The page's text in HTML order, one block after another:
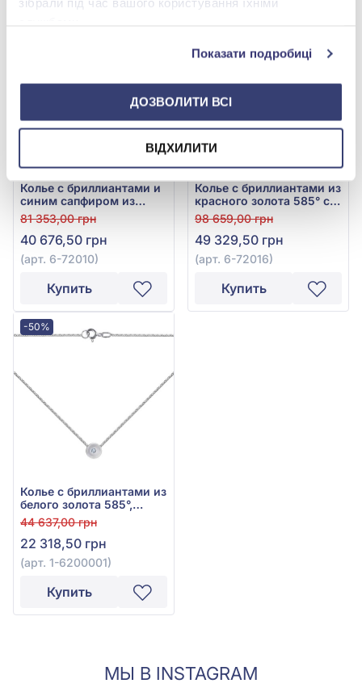
Показати подробиці
ДОЗВОЛИТИ ВСІ
ВІДХИЛИТИ
Колье с бриллиантами и
синим сапфиром из
белого золота 585°,
Бриллиант 0,13ct, Синий
Сапфир 0,04ct, арт. 6-
72010
81 353,00 грн
40 676,50 грн
(арт. 6-72010)
Купить
Колье с бриллиантами из
красного золота 585° с
зелёным изумрудом
0,05ct и бриллиантом
0,19ct, арт. 6-72016
98 659,00 грн
49 329,50 грн
(арт. 6-72016)
Купить
-50%
Колье с бриллиантами из
белого золота 585°,
бриллиант 0,01ct, арт. 1-
6200001
44 637,00 грн
22 318,50 грн
(арт. 1-6200001)
Купить
МЫ В INSTAGRAM